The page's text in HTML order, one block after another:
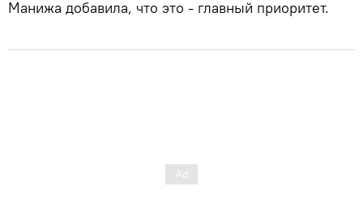
Манижа добавила, что это - главный приоритет.